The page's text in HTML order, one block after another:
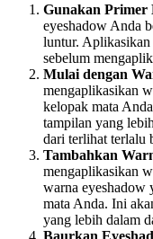
Gunakan Primer
eyeshadow Anda
luntur. Aplikasikan
sebelum
Mulai dengan
mengaplikasikan
kelopak mata
tampilan yang
dari terlihat terlalu
Tambahkan
mengaplikasikan
warna eyeshadow
mata Anda. Ini
yang lebih dalam
Baurkan